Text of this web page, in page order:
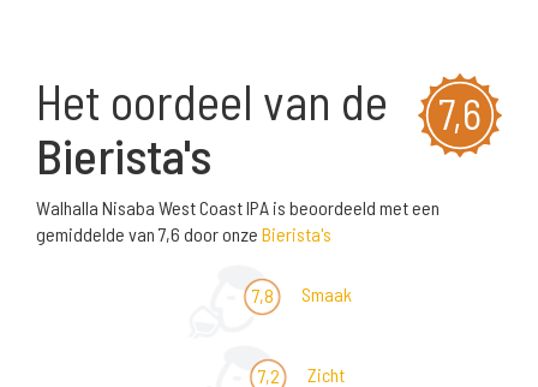
7,6
Het oordeel van de
Bierista's
Walhalla Nisaba West Coast IPA is beoordeeld met een
gemiddelde van 7,6 door onze Bierista's
7,8 Smaak
7,2 Zicht